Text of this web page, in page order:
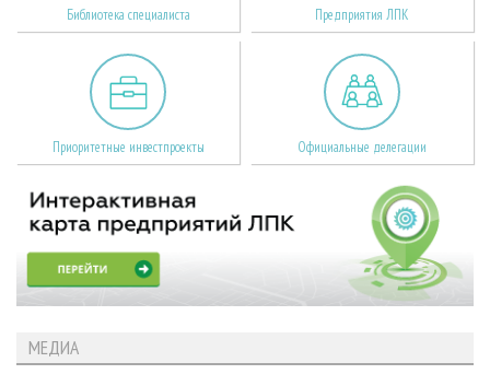
Библиотека специалиста Предприятия ЛПК
Приоритетные инвестпроекты Официальные делегации
МЕДИА